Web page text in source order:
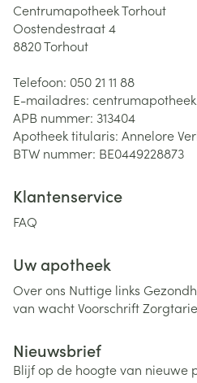
Centrumapotheek Torhout
Oostendestraat 4
8820Torhout
Telefoon: 050 21 11 88
E-mailadres:
APB nummer: 313404
Apotheek titularis: Annelore
BTW nummer: BE0449228873
Klantenservice
FAQ
Uw apotheek
Over ons Nuttige links
van wachtVoorschrift
Nieuwsbrief
Blijf op de hoogte van nieuwe